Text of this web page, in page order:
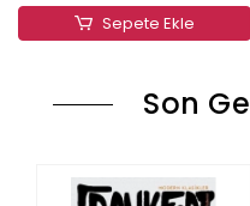
Sepete Ekle
Son